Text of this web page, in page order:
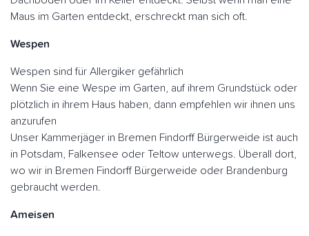
Maus im Garten entdeckt, erschreckt man sich oft.
Wespen
Wespen sind für Allergiker gefährlich
Wenn Sie eine Wespe im Garten, auf ihrem Grundstück oder
plötzlich in ihrem Haus haben, dann empfehlen wir ihnen uns
anzurufen
Unser Kammerjäger in Bremen Findorff Bürgerweide ist auch
in Potsdam, Falkensee oder Teltow unterwegs. Überall dort,
wo wir in Bremen Findorff Bürgerweide oder Brandenburg
gebraucht werden.
Ameisen